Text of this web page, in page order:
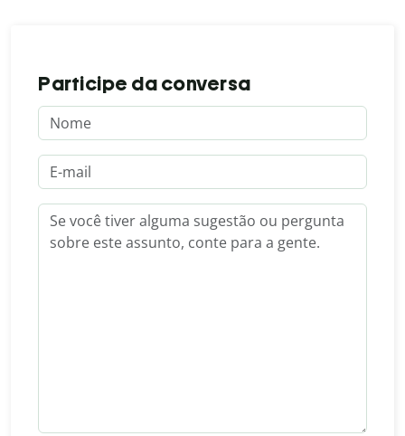
Participe da conversa